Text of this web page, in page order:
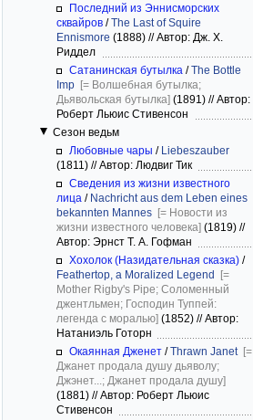
Последний из Эннисморских
сквайров /The Last of Squire
Ennismore (1888) //Автор: Дж. Х.
Риддел
Сатанинская бутылка /The Bottle
Imp [= Волшебная бутылка;
Дьявольская бутылка] (1891) //Автор:
Роберт Льюис Стивенсон
Сезон ведьм
Любовные чары / Liebeszauber
(1811) //Автор: Людвиг Тик
Сведения из жизни известного
лица / Nachricht aus dem Leben eines
bekannten Mannes [= Новости из
жизни известного человека] (1819) //
Автор: Эрнст Т. А. Гофман
Хохолок (Назидательная сказка) /
Feathertop, a Moralized Legend [=
Mother Rigby's Pipe; Соломенный
джентльмен; Господин Туппей:
легенда с моралью] (1852) //Автор:
Натаниэль Готорн
Окаянная Дженет /Thrawn Janet [=
Джанет продала душу дьяволу;
Джэнет...; Джанет продала душу]
(1881) //Автор: Роберт Льюис
Стивенсон